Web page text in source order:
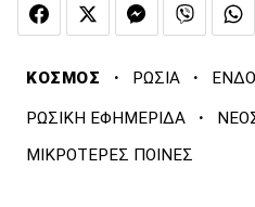
ΚΟΣΜΟΣ · ΡΩΣΙΑ ·
ΡΩΣΙΚΗ ΕΦΗΜΕΡΙΔΑ ·
ΜΙΚΡΟΤΕΡΕΣ ΠΟΙΝΕΣ